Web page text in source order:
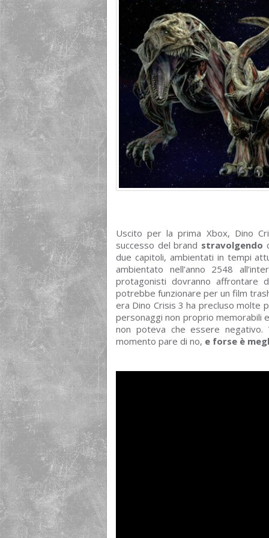
Uscito per la prima Xbox, Dino
successo del brand stravolgendo
due capitoli, ambientati in tempi
ambientato nell’anno 2548
protagonisti dovranno affrontare
potrebbe funzionare per un film
era Dino Crisis 3 ha precluso molte
personaggi non proprio memorabili
non poteva che essere negativo.
momento pare di no, e forse è